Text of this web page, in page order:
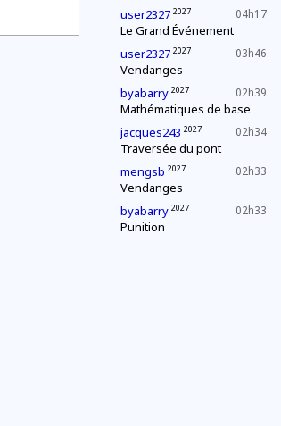
04h17
user2327 2027
Le Grand Événement
03h46
user2327 2027
Vendanges
02h39
byabarry 2027
Mathématiques de base
02h34
jacques243 2027
Traversée du pont
02h33
mengsb 2027
Vendanges
02h33
byabarry 2027
Punition